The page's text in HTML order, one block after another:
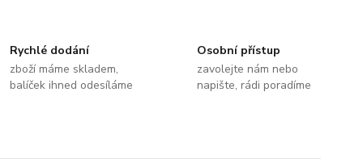
Rychlé dodání
zboží máme skladem,
balíček ihned odesíláme
Osobní přístup
zavolejte nám nebo
napište, rádi poradíme